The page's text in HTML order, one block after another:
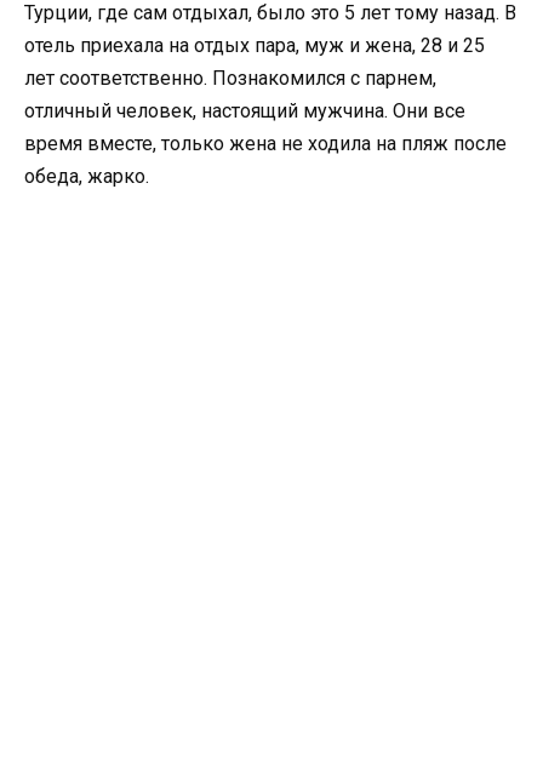
Турции, где сам отдыхал, было это 5 лет тому назад. В
отель приехала на отдых пара, муж и жена, 28 и 25
лет соответственно. Познакомился с парнем,
отличный человек, настоящий мужчина. Они все
время вместе, только жена не ходила на пляж после
обеда, жарко.